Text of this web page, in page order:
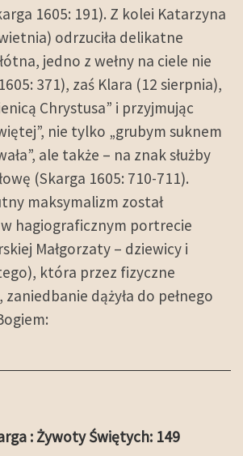
1605: 191). Z kolei Katarzyna
odrzuciła delikatne
jedno z wełny na ciele nie
371), zaś Klara (12 sierpnia),
Chrystusa” i przyjmując
nie tylko „grubym suknem
ale także – na znak służby
(Skarga 1605: 710-711).
maksymalizm został
hagiograficznym portrecie
Małgorzaty – dziewicy i
która przez fizyczne
dążyła do pełnego
: Żywoty Świętych: 149